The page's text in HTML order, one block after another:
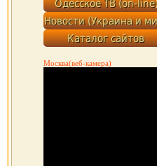
Москва(веб-камера)